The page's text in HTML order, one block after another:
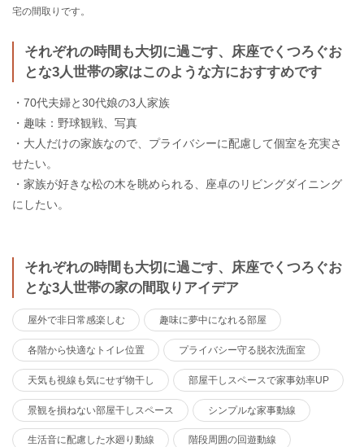
宅の間取りです。
それぞれの時間も大切に過ごす、床座でくつろぐお
とな3人世帯の家はこのような方におすすめです
・70代夫婦と30代娘の3人家族
・趣味：野球観戦、写真
・大人だけの家族なので、プライバシーに配慮して個室を充実さ
せたい。
・家族が好きな松の木を眺められる、座卓のリビングダイニング
にしたい。
それぞれの時間も大切に過ごす、床座でくつろぐお
とな3人世帯の家の間取りアイデア
屋外で非日常感楽しむ 趣味に夢中になれる部屋
各階から快適なトイレ位置 プライバシー守る脱衣洗面室
天気も視線も気にせず物干し 部屋干しスペースで家事効率UP
景観を損ねない部屋干しスペース シンプルな家事動線
生活音に配慮した水廻り動線 階段周囲の回遊動線